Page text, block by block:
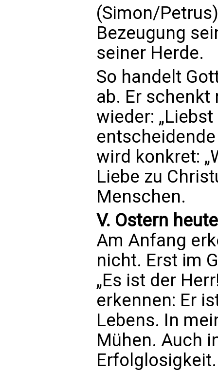
(Simon/
Bezeugung
seiner Herde.
So handelt
ab. Er
wieder:
wird konkret:
Liebe zu
Menschen.
V. Ostern
Am Anfang
nicht. Erst im
„Es ist der
erkennen: Er
Lebens. In
Mühen. Auch
Erfolglosigkeit.